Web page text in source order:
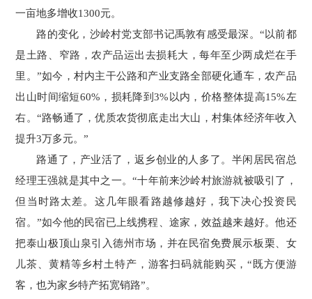
一亩地多增收1300元。
路的变化，沙岭村党支部书记禹敦有感受最深。“以前都
是土路、窄路，农产品运出去损耗大，每年至少两成烂在手
里。”如今，村内主干公路和产业支路全部硬化通车，农产品
出山时间缩短60%，损耗降到3%以内，价格整体提高15%左
右。“路畅通了，优质农货彻底走出大山，村集体经济年收入
提升3万多元。”
路通了，产业活了，返乡创业的人多了。半闲居民宿总
经理王强就是其中之一。“十年前来沙岭村旅游就被吸引了，
但当时路太差。这几年眼看路越修越好，我下决心投资民
宿。”如今他的民宿已上线携程、途家，效益越来越好。他还
把泰山极顶山泉引入德州市场，并在民宿免费展示板栗、女
儿茶、黄精等乡村土特产，游客扫码就能购买，“既方便游
客，也为家乡特产拓宽销路”。